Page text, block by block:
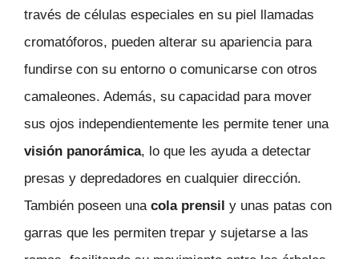
través de células especiales en su piel llamadas
cromatóforos, pueden alterar su apariencia para
fundirse con su entorno o comunicarse con otros
camaleones. Además, su capacidad para mover
sus ojos independientemente les permite tener una
visión panorámica, lo que les ayuda a detectar
presas y depredadores en cualquier dirección.
También poseen una cola prensil y unas patas con
garras que les permiten trepar y sujetarse a las